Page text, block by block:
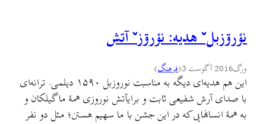
نؤرۊزبلˇ هديه: نؤرۊزˇ آتش
ورگ2016 آگوست 3 (فرهنگ)
این هم هدیه‌ای دیگه به مناسبت نوروزبل ۱۵۹۰ دیلمی. ترانه‌ای
با صدای آرش شفیعی ثابت و برایآتش نوروزی همهٔ ما گیلکان و
به همهٔ انسانهایی که در این جشن با ما سهیم هستن؛ مثل دو نفر